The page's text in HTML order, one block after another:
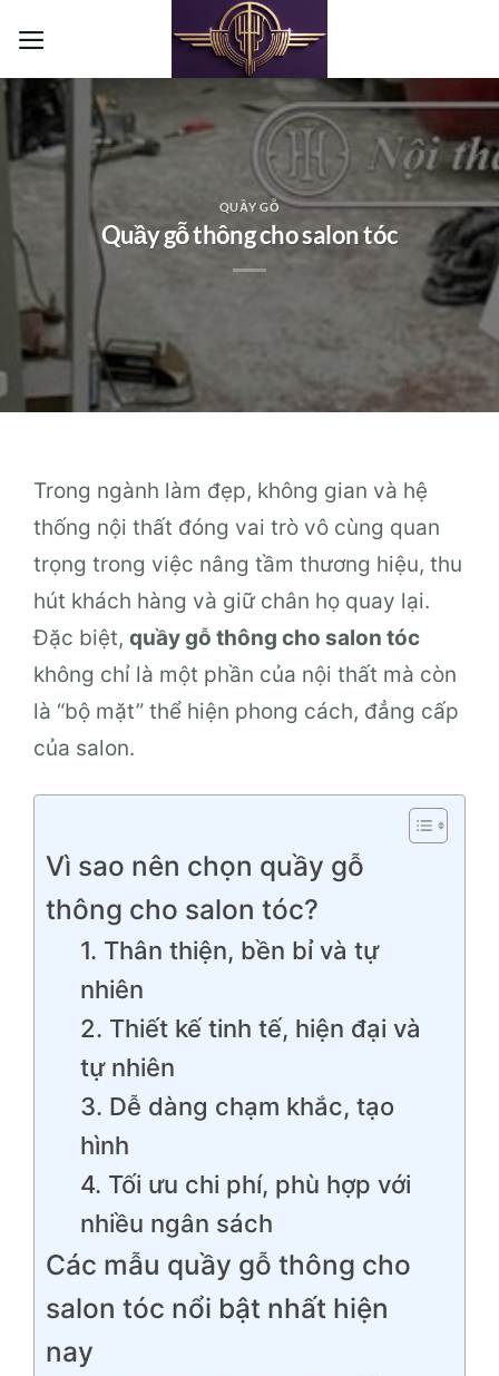
qua
dung
QUẦY GỖ
Quầy gỗ thông cho salon tóc
Trong ngành làm đẹp, không gian và hệ
thống nội thất đóng vai trò vô cùng quan
trọng trong việc nâng tầm thương hiệu, thu
hút khách hàng và giữ chân họ quay lại.
Đặc biệt, quầy gỗ thông cho salon tóc
không chỉ là một phần của nội thất mà còn
là “bộ mặt” thể hiện phong cách, đẳng cấp
của salon.
Vì sao nên chọn quầy gỗ
thông cho salon tóc?
1. Thân thiện, bền bỉ và tự
nhiên
2. Thiết kế tinh tế, hiện đại và
tự nhiên
3. Dễ dàng chạm khắc, tạo
hình
4. Tối ưu chi phí, phù hợp với
nhiều ngân sách
Các mẫu quầy gỗ thông cho
salon tóc nổi bật nhất hiện
nay